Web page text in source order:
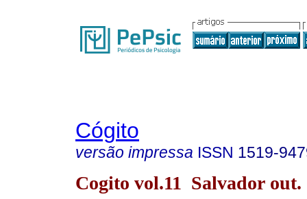
Cógito
versão impressa ISSN 1519-
Cogito vol.11 Salvador out.